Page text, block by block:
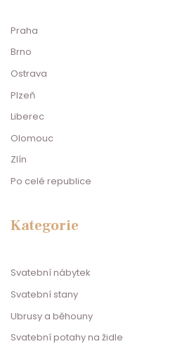
Praha
Brno
Ostrava
Plzeň
Liberec
Olomouc
Zlín
Po celé republice
Kategorie
Svatební nábytek
Svatební stany
Ubrusy a běhouny
Svatební potahy na židle